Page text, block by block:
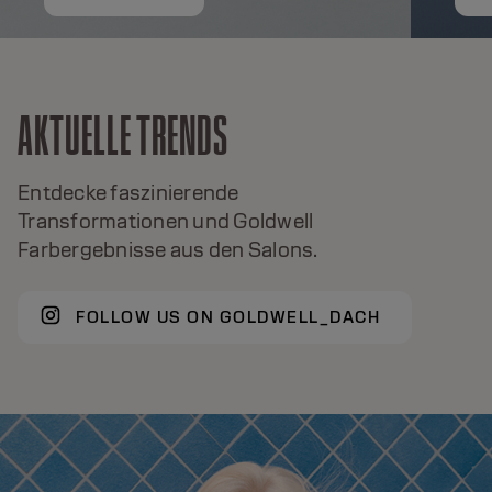
AKTUELLE TRENDS
Entdecke faszinierende
Transformationen und Goldwell
Farbergebnisse aus den Salons.
FOLLOW US ON GOLDWELL_DACH